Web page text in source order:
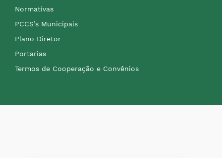
Normativas
PCCS’s Municipais
Plano Diretor
Portarias
Termos de Cooperação e Convênios